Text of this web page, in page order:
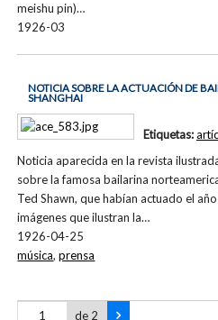
meishu pin)…
1926-03
NOTICIA SOBRE LA ACTUACIÓN DE
SHANGHAI
Noticia aparecida en la revista
sobre la famosa bailarina
Ted Shawn, que habían actuado el
imágenes que ilustran la…
1926-04-25
Etiquetas:
música,prensa
de 2